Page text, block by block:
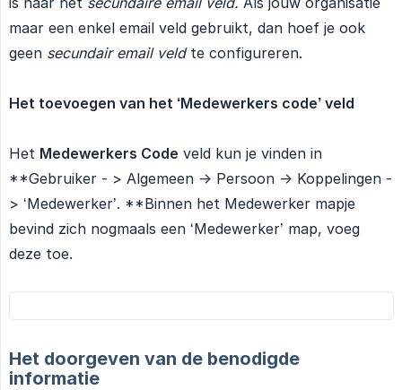
maar een enkel email veld gebruikt, dan hoef je ook
geen secundair email veldte configureren.
Het toevoegen van het ‘Medewerkers code’ veld
Het Medewerkers Code veld kun je vinden in
**Gebruiker - > Algemeen -> Persoon -> Koppelingen -
> ‘Medewerker’. **Binnen het Medewerker mapje
bevind zich nogmaals een ‘Medewerker’ map, voeg
deze toe.
Het doorgeven van de benodigde
informatie